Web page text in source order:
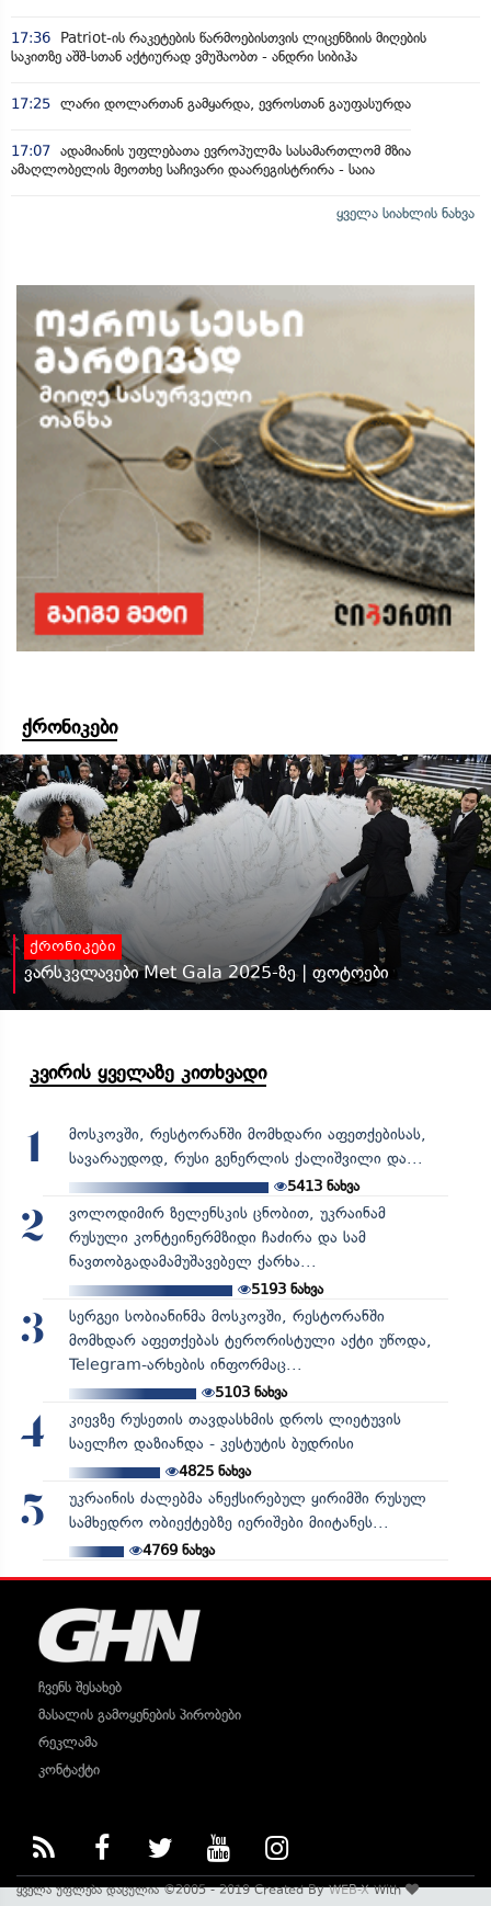
17:36
Patriot-ის რაკეტების წარმოებისთვის ლიცენზიის მიღების
საკითზე აშშ-სთან აქტიურად ვმუშაობთ - ანდრი სიბიჰა
17:25 ლარი დოლართან გამყარდა, ევროსთან გაუფასურდა
17:07 ადამიანის უფლებათა ევროპულმა სასამართლომ მზია
ამაღლობელის მეოთხე საჩივარი დაარეგისტრირა - საია
ყველა სიახლის ნახვა
ქრონიკები
ქრონიკები
ვარსკვლავები Met Gala 2025-ზე | ფოტოები
კვირის ყველაზე კითხვადი
1
მოსკოვში, რესტორანში მომხდარი აფეთქებისას,
სავარაუდოდ, რუსი გენერლის ქალიშვილი და...
5413 ნახვა
2
ვოლოდიმირ ზელენსკის ცნობით, უკრაინამ
რუსული კონტეინერმზიდი ჩაძირა და სამ
ნავთობგადამამუშავებელ ქარხა...
5193ნახვა
3
სერგეი სობიანინმა მოსკოვში, რესტორანში
მომხდარ აფეთქებას ტერორისტული აქტი უწოდა,
Telegram-არხების ინფორმაც...
5103ნახვა
4
კიევზე რუსეთის თავდასხმის დროს ლიეტუვის
საელჩო დაზიანდა - კესტუტის ბუდრისი
4825ნახვა
5
უკრაინის ძალებმა ანექსირებულ ყირიმში რუსულ
სამხედრო ობიექტებზე იერიშები მიიტანეს...
4769ნახვა
ჩვენს შესახებ
მასალის გამოყენების პირობები
რეკლამა
კონტაქტი
ყველა უფლება დაცულია ©2005 - 2019 Created ByWEB-XWith